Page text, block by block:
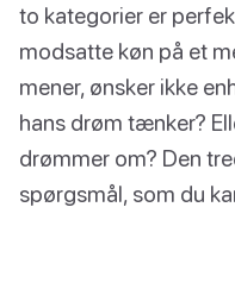
to kategorier er
modsatte køn på et
mener, ønsker ikke
hans drøm tænker?
drømmer om? Den
spørgsmål, som du